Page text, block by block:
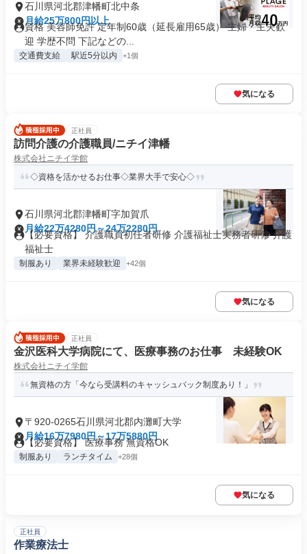
石川県河北郡津幡町北中条
月給25万800円以上
資格 美容師免許 定年制60歳（延長雇用65歳） 主婦・主夫歓
迎 学歴不問 下記などの...
交通費支給 駅近5分以内 +1個
気になる
正社員
訪問介護の介護職員/ニチイ津幡
株式会社ニチイ学館
◇資格を活かせるお仕事◇業界大手で安心◇
石川県河北郡津幡町字加賀爪
月給22万4280円～24万2280円
【必要資格】 介護職員初任者研修 介護福祉士実務者研修 介護
福祉士
制服あり 業界未経験歓迎 +42個
気になる
正社員
金沢医科大学病院にて、医療事務のお仕事 未経験OK
株式会社ニチイ学館
無資格の方「今なら受講料のキャッシュバック制度あり！」
〒920-0265石川県河北郡内灘町大学
月給16万7980円～17万5880円
【必要資格】 医療事務 無資格OK
制服あり ランチタイム +28個
気になる
正社員
作業療法士